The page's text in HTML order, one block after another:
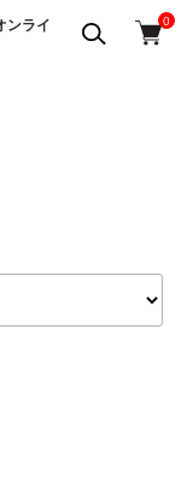
ンライ
0